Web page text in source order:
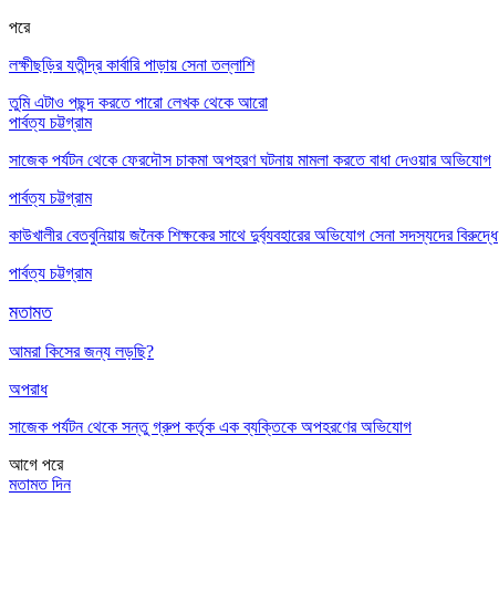
পরে
লক্ষীছড়ির যতীন্দ্র কার্বারি পাড়ায় সেনা তল্লাশি
তুমি এটাও পছন্দ করতে পারো লেখক থেকে আরো
পার্বত্য চট্টগ্রাম
সাজেক পর্যটন থেকে ফেরদৌস চাকমা অপহরণ ঘটনায় মামলা করতে বাধা দেওয়ার অভিযোগ
পার্বত্য চট্টগ্রাম
কাউখালীর বেতবুনিয়ায় জনৈক শিক্ষকের সাথে দুর্ব্যবহারের অভিযোগ সেনা সদস্যদের বিরুদ্ধে
পার্বত্য চট্টগ্রাম
মতামত
আমরা কিসের জন্য লড়ছি?
অপরাধ
সাজেক পর্যটন থেকে সন্তু গ্রুপ কর্তৃক এক ব্যক্তিকে অপহরণের অভিযোগ
আগে পরে
মতামত দিন